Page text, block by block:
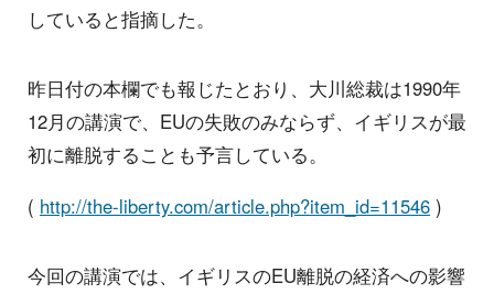
していると指摘した。
昨日付の本欄でも報じたとおり、大川総裁は1990年
12月の講演で、EUの失敗のみならず、イギリスが最
初に離脱することも予言している。
( http://the-liberty.com/article.php?item_id=11546 )
今回の講演では、イギリスのEU離脱の経済への影響